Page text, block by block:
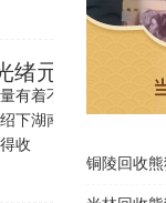
绪元宝拍卖价格
着不可分割的关
下湖南省造光绪元宝
收
铜陵回收